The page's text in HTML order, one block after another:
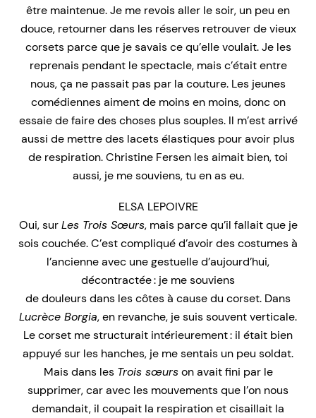
être maintenue. Je me revois aller le soir, un peu en
douce, retourner dans les réserves retrouver de vieux
corsets parce que je savais ce qu’elle voulait. Je les
reprenais pendant le spectacle, mais c’était entre
nous, ça ne passait pas par la couture. Les jeunes
comédiennes aiment de moins en moins, donc on
essaie de faire des choses plus souples. Il m’est arrivé
aussi de mettre des lacets élastiques pour avoir plus
de respiration. Christine Fersen les aimait bien, toi
aussi, je me souviens, tu en as eu.
ELSA LEPOIVRE
Oui, surLes Trois Sœurs, mais parce qu’il fallait que je
sois couchée. C’est compliqué d’avoir des costumes à
l’ancienne avec une gestuelle d’aujourd’hui,
décontractée : je me souviens
de douleurs dans les côtes à cause du corset. Dans
Lucrèce Borgia, en revanche, je suis souvent verticale.
Le corset me structurait intérieurement : il était bien
appuyé sur les hanches, je me sentais un peu soldat.
Mais dans les Trois sœurson avait fini par le
supprimer, car avec les mouvements que l’on nous
demandait, il coupait la respiration et cisaillait la